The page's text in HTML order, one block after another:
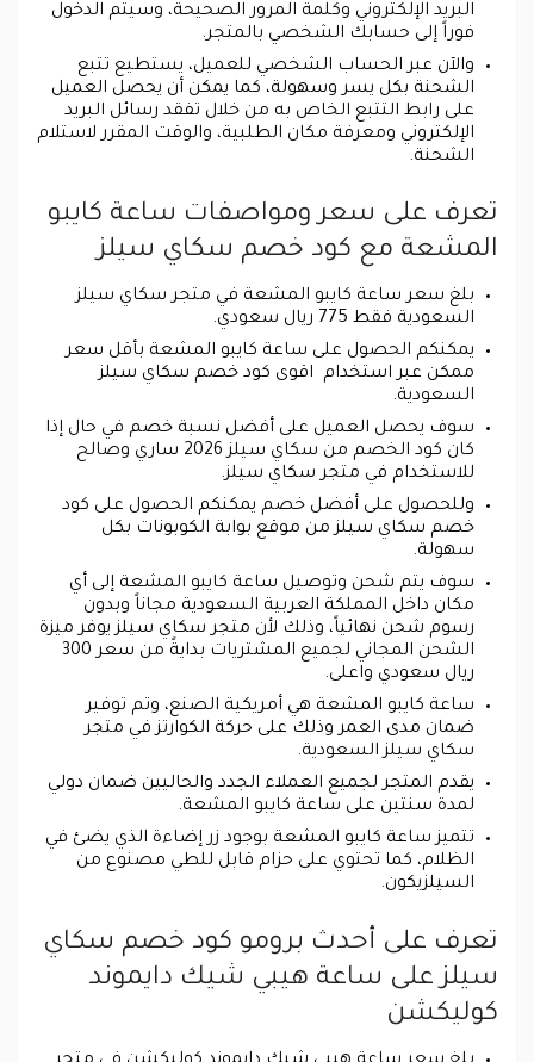
البريد الإلكتروني وكلمة المرور الصحيحة، وسيتم الدخول
فوراً إلى حسابك الشخصي بالمتجر.
والآن عبر الحساب الشخصي للعميل، يستطيع تتبع
الشحنة بكل يسر وسهولة، كما يمكن أن يحصل العميل
على رابط التتبع الخاص به من خلال تفقد رسائل البريد
الإلكتروني ومعرفة مكان الطلبية، والوقت المقرر لاستلام
الشحنة.
تعرف على سعر ومواصفات ساعة كايبو
المشعة مع كود خصم سكاي سيلز
بلغ سعر ساعة كايبو المشعة في متجر سكاي سيلز
السعودية فقط 775 ريال سعودي.
يمكنكم الحصول على ساعة كايبو المشعة بأقل سعر
ممكن عبر استخدام اقوى كود خصم سكاي سيلز
السعودية.
سوف يحصل العميل على أفضل نسبة خصم في حال إذا
كان كود الخصم من سكاي سيلز 2026 ساري وصالح
للاستخدام في متجر سكاي سيلز.
وللحصول على أفضل خصم يمكنكم الحصول على كود
خصم سكاي سيلز من موقع بوابة الكوبونات بكل
سهولة.
سوف يتم شحن وتوصيل ساعة كايبو المشعة إلى أي
مكان داخل المملكة العربية السعودية مجاناً وبدون
رسوم شحن نهائياً، وذلك لأن متجر سكاي سيلز يوفر ميزة
الشحن المجاني لجميع المشتريات بدايةً من سعر 300
ريال سعودي واعلى.
ساعة كايبو المشعة هي أمريكية الصنع، وتم توفير
ضمان مدى العمر وذلك على حركة الكوارتز في متجر
سكاي سيلز السعودية.
يقدم المتجر لجميع العملاء الجدد والحاليين ضمان دولي
لمدة سنتين على ساعة كايبو المشعة.
تتميز ساعة كايبو المشعة بوجود زر إضاءة الذي يضئ في
الظلام، كما تحتوي على حزام قابل للطي مصنوع من
السيلزيكون.
تعرف على أحدث برومو كود خصم سكاي
سيلز على ساعة هيبي شيك دايموند
كوليكشن